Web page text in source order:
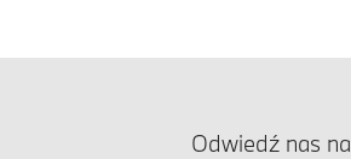
Odwiedź nas na